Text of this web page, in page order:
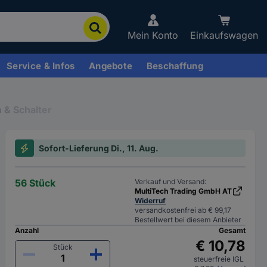
Mein Konto Einkaufswagen
Service & Infos Angebote Beschaffung
Schalter
Sofort-Lieferung Di., 11. Aug.
56 Stück
Verkauf und Versand:
MultiTech Trading GmbH AT
Widerruf
versandkostenfrei ab € 99,17
Bestellwert bei diesem Anbieter
Anzahl
Stück
Gesamt
€ 10,78
steuerfreie IGL